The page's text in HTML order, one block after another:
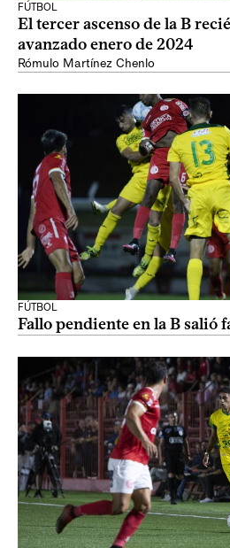
FÚTBOL
El tercer ascenso de la B
avanzado enero de 2024
Rómulo Martínez Chenlo
FÚTBOL
Fallo pendiente en la B salió